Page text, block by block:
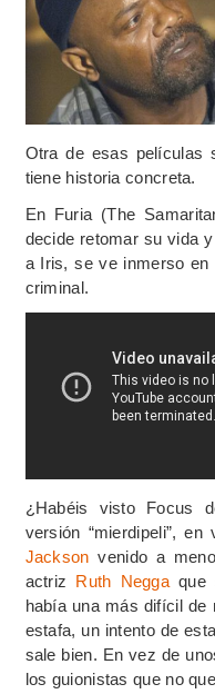
Otra de esas películas
tiene historia concreta.
En Furia (The
decide retomar su vida
a Iris, se ve inmerso en
criminal.
¿Habéis visto Focus
versión “mierdipeli”,
Jackson venido a
actriz Ruth Negga que
había una más difícil de
estafa, un intento de
sale bien. En vez de
los guionistas que no